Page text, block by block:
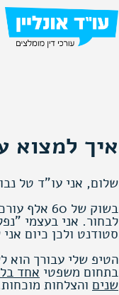
איך למצוא
שלום, אני עו"ד טל נבו,
בשוק של 60
לבחור. אני בעצמי
סטודנט ולכן כיום
הטיפ שלי עבורך הוא
בתחום משפטי אחד
שנים והצלחות